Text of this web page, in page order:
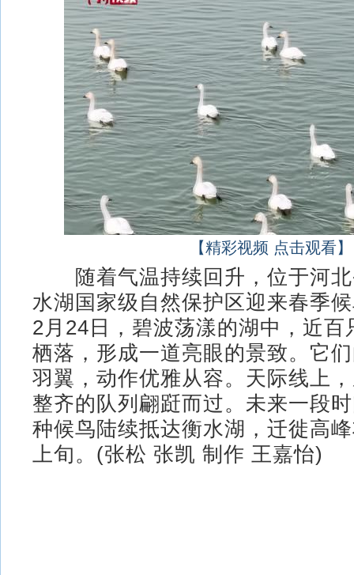
【精彩视频 点击观看】
随着气温持续回升，位于河北
水湖国家级自然保护区迎来春季
2月24日，碧波荡漾的湖中，近百
栖落，形成一道亮眼的景致。它
羽翼，动作优雅从容。天际线上
整齐的队列翩跹而过。未来一段
种候鸟陆续抵达衡水湖，迁徙高
上旬。(张松 张凯 制作 王嘉怡)